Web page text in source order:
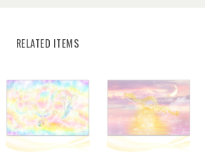
になります。毎日、眺めたいと思います。
た✨ また機会があれば、宜しくお願い致し
RELATED ITEMS